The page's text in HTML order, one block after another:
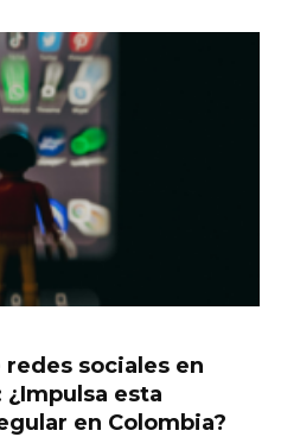
sociales en
¿Impulsa esta
en Colombia?